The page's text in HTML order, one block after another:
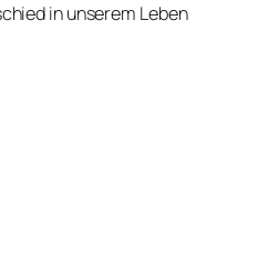
in unserem Leben